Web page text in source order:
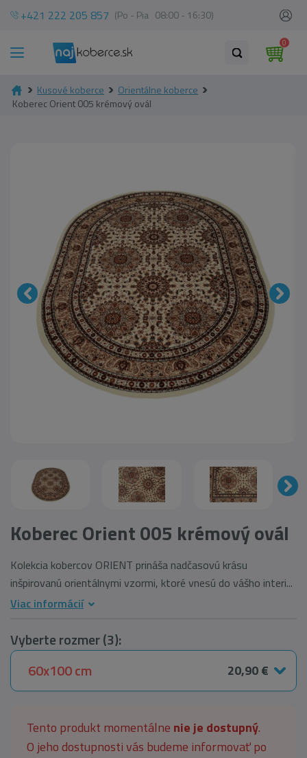
+421 222 205 857 (Po - Pia 08:00 - 16:30)
0
Kusové koberce
Orientálne koberce
Koberec Orient 005 krémový ovál
Koberec Orient 005 krémový ovál
Kolekcia kobercov ORIENT prináša nadčasovú krásu
inšpirovanú orientálnymi vzormi, ktoré vnesú do vášho interi...
Viac informácií
Vyberte rozmer (3):
60x100 cm
20,90 €
Tento produkt momentálne nie je dostupný.
O jeho dostupnosti vás budeme informovať po